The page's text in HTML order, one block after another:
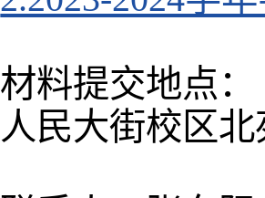
材料提交地点：
人民大街校区